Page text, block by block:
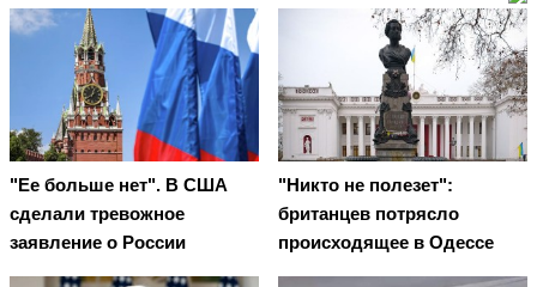
"Ее больше нет". В США
сделали тревожное
заявление о России
"Никто не полезет":
британцев потрясло
происходящее в Одессе